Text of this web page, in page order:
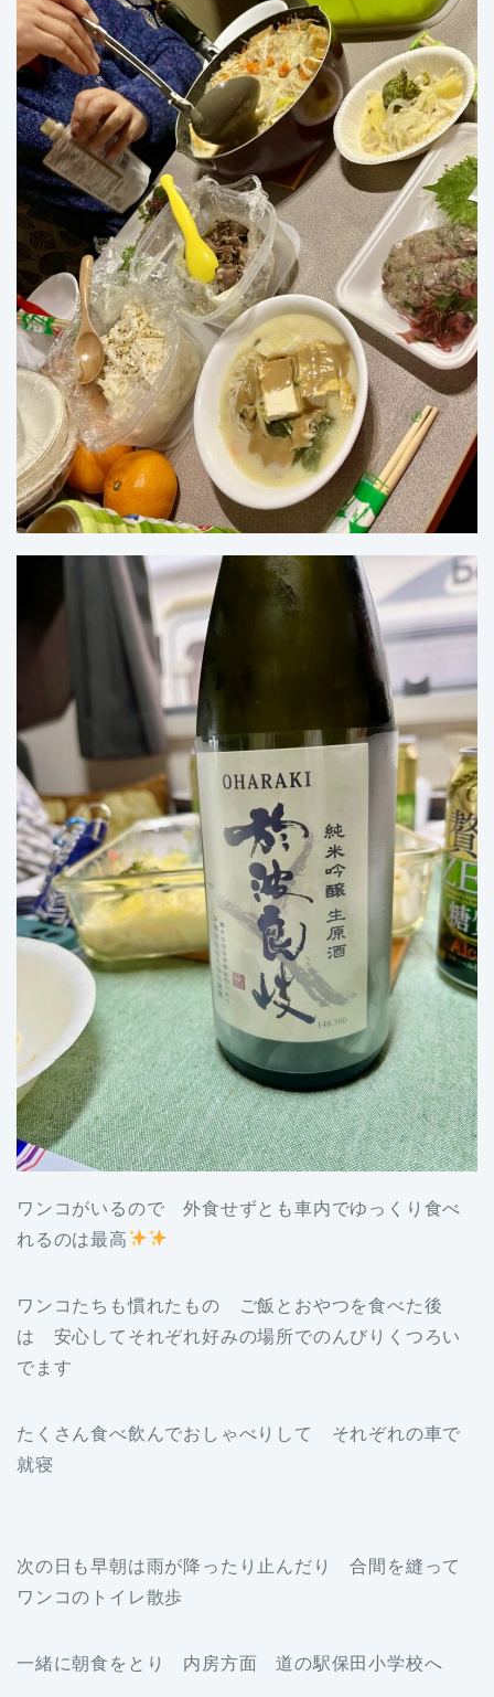
ワンコがいるので 外食せずとも車内でゆっくり食べ
れるのは最高
ワンコたちも慣れたもの ご飯とおやつを食べた後
は 安心してそれぞれ好みの場所でのんびりくつろい
でます
たくさん食べ飲んでおしゃべりして それぞれの車で
就寝
次の日も早朝は雨が降ったり止んだり 合間を縫って
ワンコのトイレ散歩
一緒に朝食をとり 内房方面 道の駅保田小学校へ